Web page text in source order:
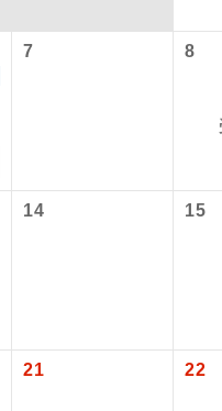
7 8
14 15
21 22
現地添乗員同行